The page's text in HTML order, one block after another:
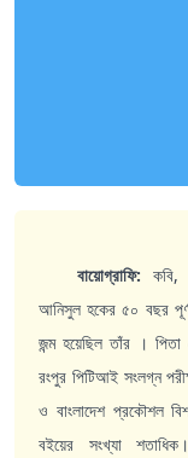
বায়োগ্রাফি: কবি,
আনিসুল হকের ৫০ বছর পূর্ণ
জন্ম হয়েছিল তাঁর ।
রংপুর পিটিআই সংলগ্ন
ও বাংলাদেশ প্রকৌশল
বইয়ের সংখ্যা